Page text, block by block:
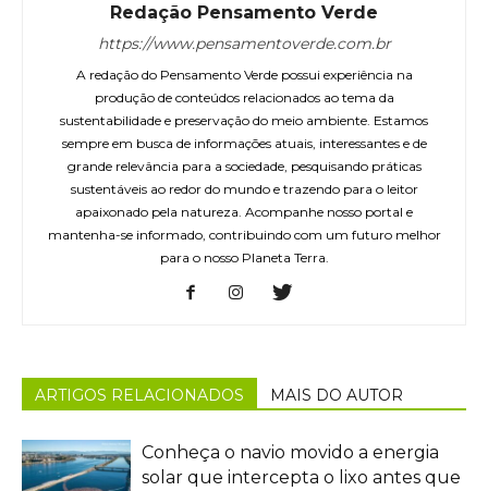
Redação Pensamento Verde
https://www.pensamentoverde.com.br
A redação do Pensamento Verde possui experiência na
produção de conteúdos relacionados ao tema da
sustentabilidade e preservação do meio ambiente. Estamos
sempre em busca de informações atuais, interessantes e de
grande relevância para a sociedade, pesquisando práticas
sustentáveis ao redor do mundo e trazendo para o leitor
apaixonado pela natureza. Acompanhe nosso portal e
mantenha-se informado, contribuindo com um futuro melhor
para o nosso Planeta Terra.
ARTIGOS RELACIONADOS MAIS DO AUTOR
Conheça o navio movido a energia
solar que intercepta o lixo antes que